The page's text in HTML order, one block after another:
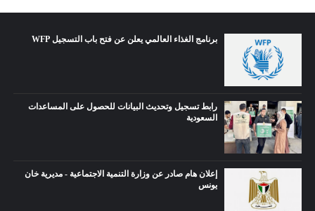
برنامج الغذاء العالمي يعلن عن فتح باب التسجيل WFP
رابط تسجيل وتحديث البيانات للحصول على المساعدات
السعودية
إعلان هام صادر عن وزارة التنمية الاجتماعية - مديرية خان
يونس